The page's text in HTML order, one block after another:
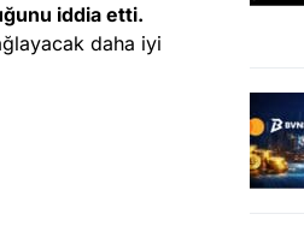
iddia etti.
daha iyi